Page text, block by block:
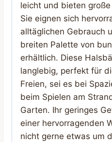
leicht und bieten
Sie eignen sich
alltäglichen Gebrauch
breiten Palette von
erhältlich. Diese
langlebig, perfekt für
Freien, sei es bei
beim Spielen am
Garten. Ihr geringes
einer hervorragenden
nicht gerne etwas um